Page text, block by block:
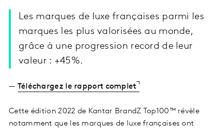
Les marques de luxe françaises parmi les
marques les plus valorisées au monde,
grâce à une progression record de leur
valeur : +45%.
— Téléchargez le rapport complet
Cette édition 2022 de Kantar BrandZ Top100™ révèle
notamment que les marques de luxe françaises ont